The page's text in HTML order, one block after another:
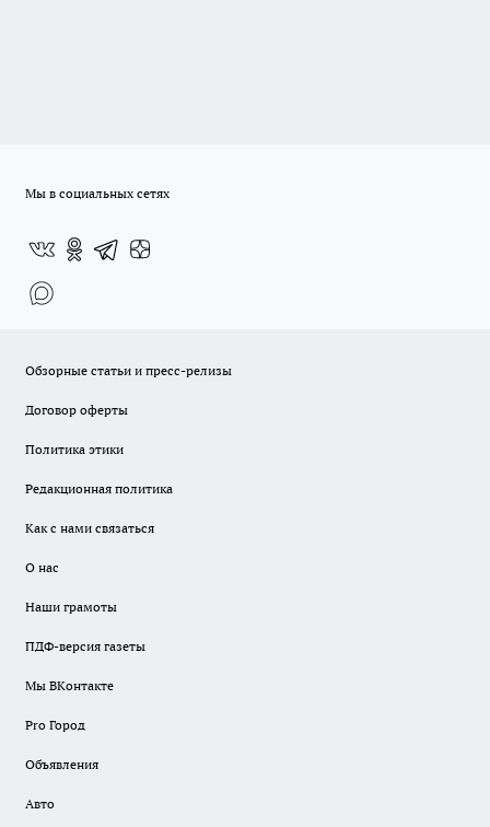
Мы в социальных сетях
Обзорные статьи и пресс-релизы
Договор оферты
Политика этики
Редакционная политика
Как с нами связаться
О нас
Наши грамоты
ПДФ-версия газеты
Мы ВКонтакте
Pro Город
Объявления
Авто